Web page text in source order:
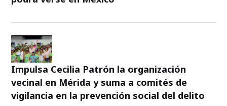
Impulsa Cecilia Patrón la organización
vecinal en Mérida y suma a comités de
vigilancia en la prevención social del delito